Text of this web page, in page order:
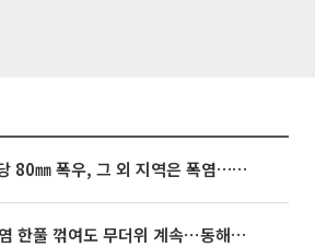
동해안은 시간당 80㎜ 폭우, 그 외 지역은 폭염…‘극과 극 날씨’
[내일 날씨] 폭염 한풀 꺾여도 무더위 계속⋯동해안 이틀 연속 비